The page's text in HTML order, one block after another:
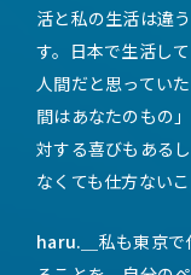
活と私の生活は違
す。日本で生活し
人間だと思ってい
間はあなたのもの
対する喜びもある
なくても仕方ない
haru.＿ 私も東京で